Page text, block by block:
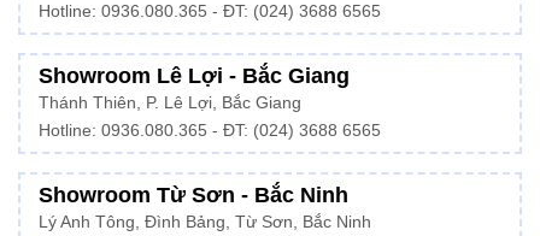
Hotline: 0936.080.365 - ĐT: (024) 3688 6565
Showroom Lê Lợi - Bắc Giang
Thánh Thiên, P. Lê Lợi, Bắc Giang
Hotline: 0936.080.365 - ĐT: (024) 3688 6565
Showroom Từ Sơn - Bắc Ninh
Lý Anh Tông, Đình Bảng, Từ Sơn, Bắc Ninh